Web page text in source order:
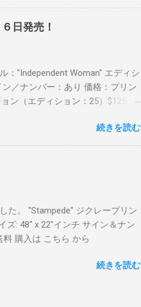
ら から
日発売！
："Independent Woman" エディシ
／ナンバー：あり 価格：プリン
ン（エディション：25）$125 購
続きを読む
た。 "Stampede" ジクレープリン
ズ: 48" x 22"インチ サイン＆ナン
購入は こちら から
続きを読む